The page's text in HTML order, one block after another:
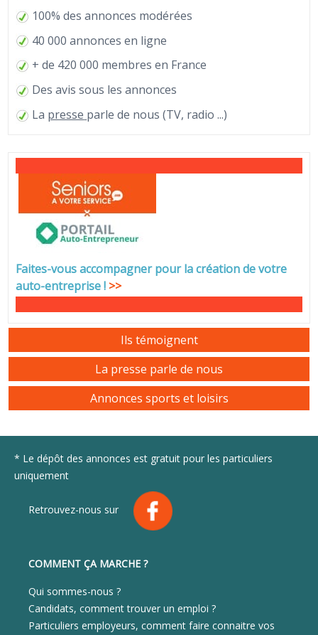
100% des annonces modérées
40 000 annonces en ligne
+ de 420 000 membres en France
Des avis sous les annonces
La presse parle de nous (TV, radio ...)
Faites-vous accompagner pour la création de votre
auto-entreprise! >>
Ils témoignent
La presse parle de nous
Annonces sports et loisirs
* Le dépôt des annonces est gratuit pour les particuliers
uniquement
Retrouvez-nous sur
COMMENT ÇA MARCHE ?
Qui sommes-nous ?
Candidats, comment trouver un emploi ?
Particuliers employeurs, comment faire connaitre vos